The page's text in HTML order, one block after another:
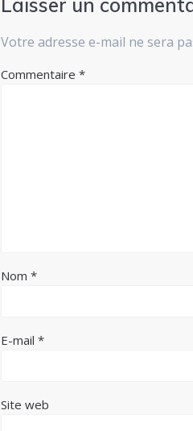
Laisser un
Votre adresse e-mail ne sera
Commentaire*
Nom*
E-mail*
Site web